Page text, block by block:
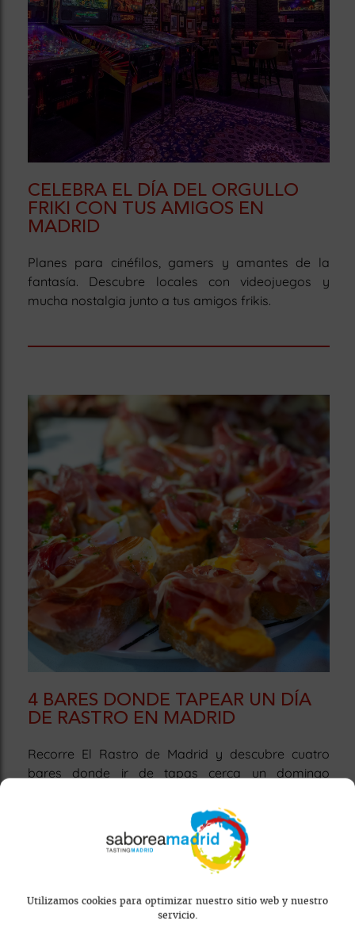
Utilizamos cookies para optimizar nuestro sitio web y nuestro
servicio.
CELEBRA EL DÍA DEL ORGULLO
FRIKI CON TUS AMIGOS EN
MADRID
Planes para cinéfilos, gamers y amantes de la
fantasía. Descubre locales con videojuegos y
mucha nostalgia junto a tus amigos frikis.
4 BARES DONDE TAPEAR UN DÍA
DE RASTRO EN MADRID
Recorre El Rastro de Madrid y descubre cuatro
bares donde ir de tapas cerca un domingo